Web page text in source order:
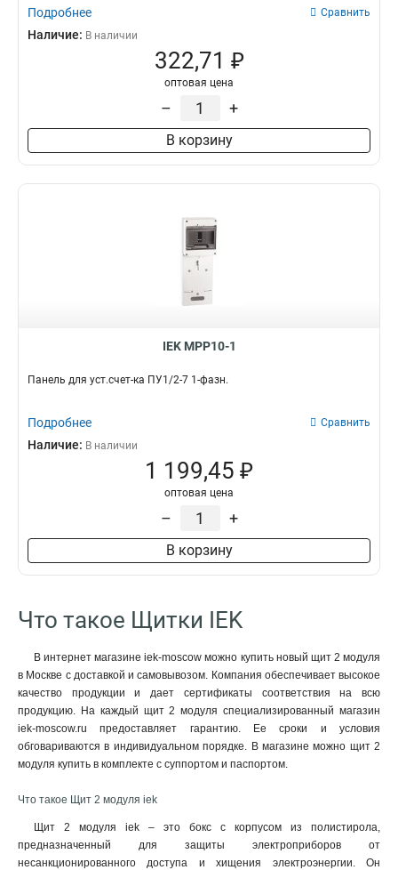
Подробнее Сравнить
Наличие: В наличии
322,71 ₽
оптовая цена
– +
В корзину
IEK MPP10-1
Панель для уст.счет-ка ПУ1/2-7 1-фазн.
Подробнее Сравнить
Наличие: В наличии
1 199,45 ₽
оптовая цена
– +
В корзину
Что такое Щитки IEK
В интернет магазине iek-moscow можно купить новый щит 2 модуля
в Москве с доставкой и самовывозом. Компания обеспечивает высокое
качество продукции и дает сертификаты соответствия на всю
продукцию. На каждый щит 2 модуля специализированный магазин
iek-moscow.ru предоставляет гарантию. Ее сроки и условия
обговариваются в индивидуальном порядке. В магазине можно щит 2
модуля купить в комплекте с суппортом и паспортом.
Что такое Щит 2 модуля iek
Щит 2 модуля iek – это бокс с корпусом из полистирола,
предназначенный для защиты электроприборов от
несанкционированного доступа и хищения электроэнергии. Он